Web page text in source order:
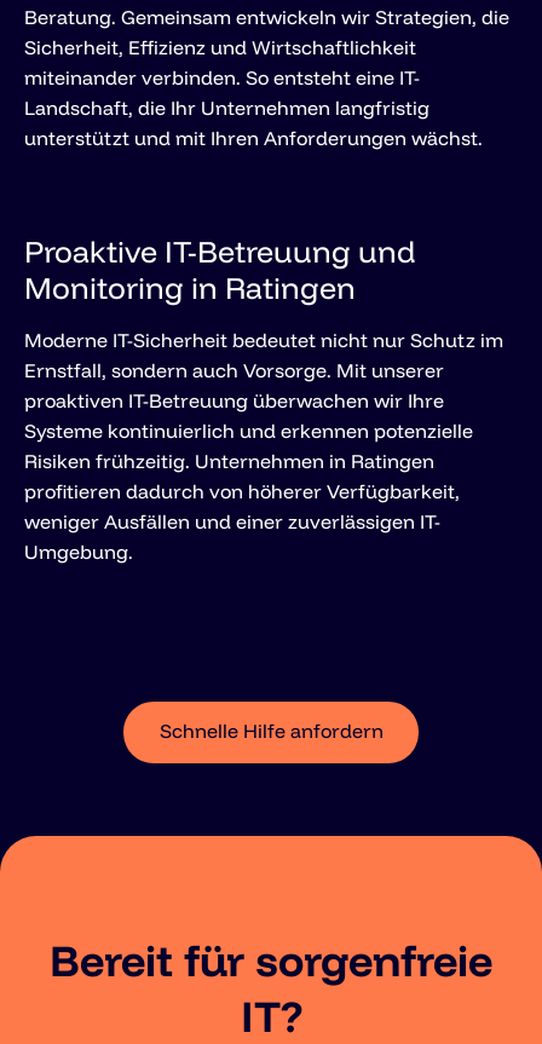
Beratung. Gemeinsam entwickeln wir Strategien, die
Sicherheit, Effizienz und Wirtschaftlichkeit
miteinander verbinden. So entsteht eine IT-
Landschaft, die Ihr Unternehmen langfristig
unterstützt und mit Ihren Anforderungen wächst.
Proaktive IT-Betreuung und
Monitoring in Ratingen
Moderne IT-Sicherheit bedeutet nicht nur Schutz im
Ernstfall, sondern auch Vorsorge. Mit unserer
proaktiven IT-Betreuung überwachen wir Ihre
Systeme kontinuierlich und erkennen potenzielle
Risiken frühzeitig. Unternehmen in Ratingen
profitieren dadurch von höherer Verfügbarkeit,
weniger Ausfällen und einer zuverlässigen IT-
Umgebung.
Schnelle Hilfe anfordern
Bereit für sorgenfreie
IT?